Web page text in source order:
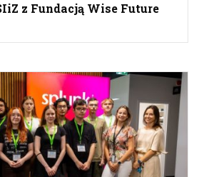
z Fundacją Wise Future